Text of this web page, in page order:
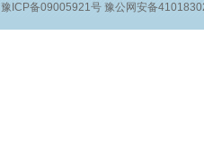
豫ICP备09005921号 豫公网安备